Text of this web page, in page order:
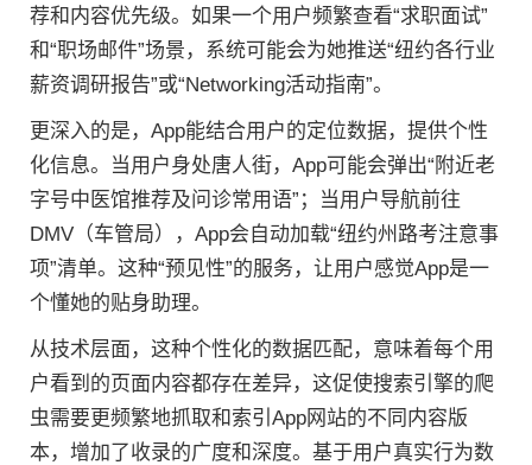
荐和内容优先级。如果一个用户频繁查看“求职面试”
和“职场邮件”场景，系统可能会为她推送“纽约各行业
薪资调研报告”或“Networking活动指南”。
更深入的是，App能结合用户的定位数据，提供个性
化信息。当用户身处唐人街，App可能会弹出“附近老
字号中医馆推荐及问诊常用语”；当用户导航前往
DMV（车管局），App会自动加载“纽约州路考注意事
项”清单。这种“预见性”的服务，让用户感觉App是一
个懂她的贴身助理。
从技术层面，这种个性化的数据匹配，意味着每个用
户看到的页面内容都存在差异，这促使搜索引擎的爬
虫需要更频繁地抓取和索引App网站的不同内容版
本，增加了收录的广度和深度。基于用户真实行为数